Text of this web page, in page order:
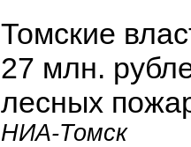
Томские
27 млн.
лесных
НИА-Томск